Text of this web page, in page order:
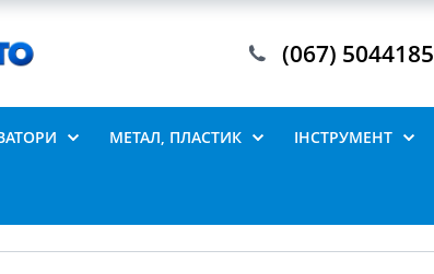
(067) 5044185
МЕТАЛ, ПЛАСТИК ІНСТРУМЕНТ